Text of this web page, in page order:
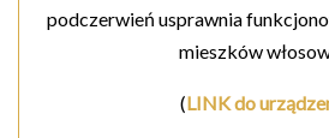
podczerwień usprawnia
mieszków
(LINK do